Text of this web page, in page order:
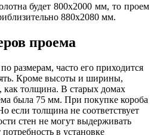
будет 800х2000 мм, то проем
880х2080 мм.
проема
размерам, часто его приходится
Кроме высоты и ширины,
как толщина. В старых домах
была 75 мм. При покупке короба
если толщина не соответствует
стен не могут выдерживать
в установке